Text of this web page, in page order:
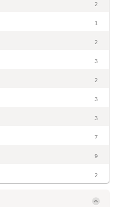
2
1
2
3
2
3
3
7
9
2